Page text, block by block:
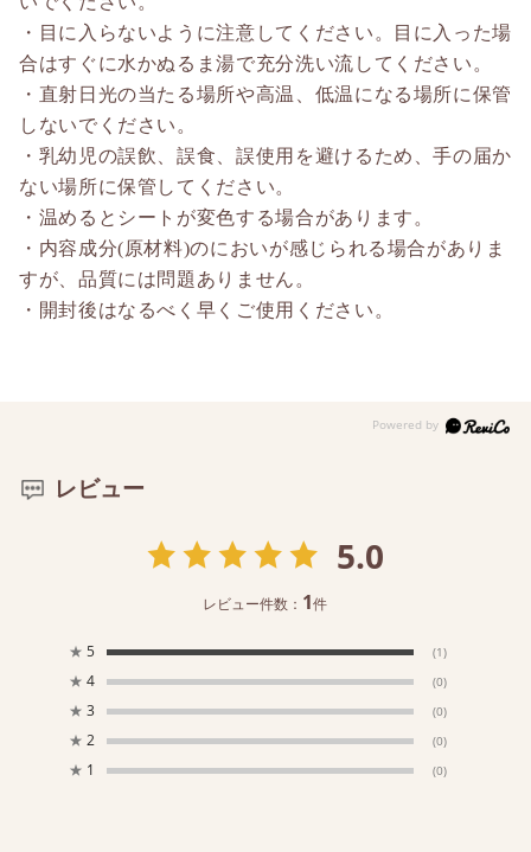
・目に入らないように注意してください。目に入った場
合はすぐに水かぬるま湯で充分洗い流してください。
・直射日光の当たる場所や高温、低温になる場所に保管
しないでください。
・乳幼児の誤飲、誤食、誤使用を避けるため、手の届か
ない場所に保管してください。
・温めるとシートが変色する場合があります。
・内容成分(原材料)のにおいが感じられる場合がありま
すが、品質には問題ありません。
・開封後はなるべく早くご使用ください。
レビュー
5.0
レビュー件数： 1件
★ 5 (1)
★ 4 (0)
★ 3 (0)
★ 2 (0)
★ 1 (0)